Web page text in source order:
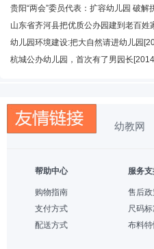
贵阳“两会”委员代表：扩容幼儿园 破解
山东省齐河县把优质公办园建到老百姓
幼儿园环境建设:把大自然请进幼儿园
杭城公办幼儿园，首次有了男园长
幼教网
帮助中心
购物指南
支付方式
配送方式
服务
售后政
尺码
布料特